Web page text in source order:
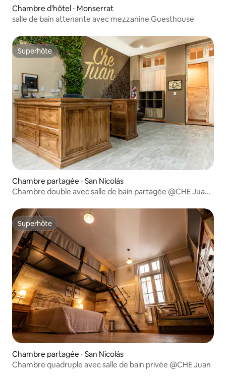
Chambre d'hôtel ⋅ Monserrat
salle de bain attenante avec mezzanine Guesthouse
Superhôte
Superhôte
Chambre partagée ⋅ San Nicolás
Chambre double avec salle de bain partagée @CHE Juan
Superhôte
Superhôte
Chambre partagée ⋅ San Nicolás
Chambre quadruple avec salle de bain privée @CHE Juan